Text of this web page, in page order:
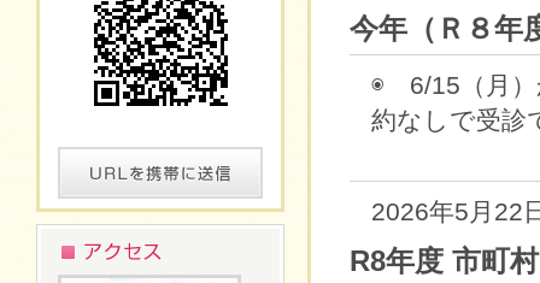
今年（Ｒ８年
◉ 6/15（月）
約なしで受診
2026年5月22
R8年度 市町